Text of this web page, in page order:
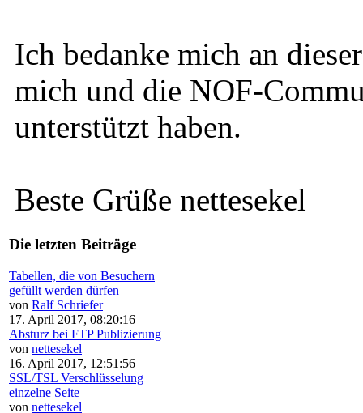
Ich bedanke mich an
mich und die NOF-
unterstützt haben.
Beste Grüße nettesekel
Die letzten Beiträge
Tabellen, die von Besuchern
gefüllt werden dürfen
von Ralf Schriefer
17. April 2017, 08:20:16
Absturz bei FTP Publizierung
von nettesekel
16. April 2017, 12:51:56
SSL/TSL Verschlüsselung
einzelne Seite
von nettesekel